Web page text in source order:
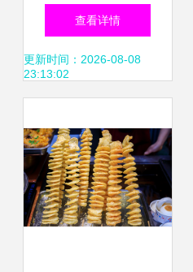
一份的油炸脆皮包
子，到底贵不贵？
查看详情
更新时间：2026-08-08
23:13:02